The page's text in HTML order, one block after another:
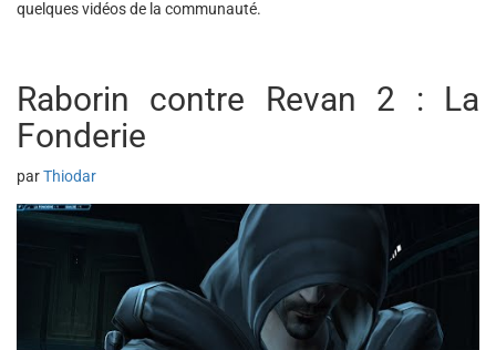
quelques vidéos de la communauté.
Raborin contre Revan 2 : La
Fonderie
parThiodar